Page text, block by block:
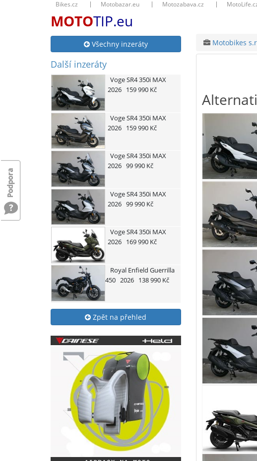
Bikes.cz Motobazar.eu Motozabava.cz
MOTOTIP.eu
Všechny inzeráty
Další inzeráty
VogeSR4 350i MAX
2026 159 990 Kč
VogeSR4 350i MAX
2026 159 990 Kč
VogeSR4 350i MAX
2026 99 990 Kč
VogeSR4 350i MAX
2026 99 990 Kč
VogeSR4 350i MAX
2026 169 990 Kč
Royal Enfield Guerrilla
450 2026 138 990 Kč
Zpět na přehled
Motobikes